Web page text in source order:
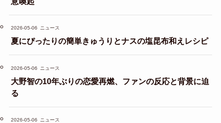
2026-05-06 ニュース
夏にぴったりの簡単きゅうりとナスの塩昆布和えレシピ
2026-05-06 ニュース
大野智の10年ぶりの恋愛再燃、ファンの反応と背景に迫
る
2026-05-06 ニュース